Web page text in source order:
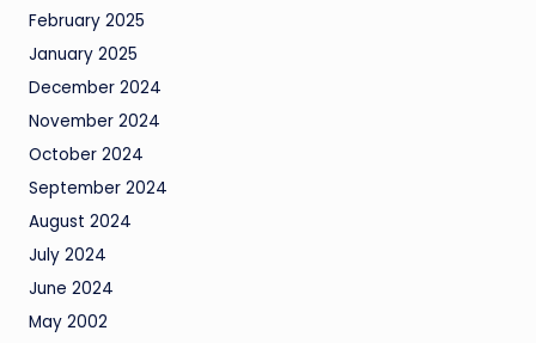
February 2025
January 2025
December 2024
November 2024
October 2024
September 2024
August 2024
July 2024
June 2024
May 2002